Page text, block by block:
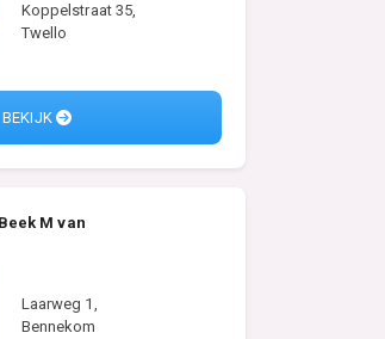
Koppelstraat 35,
Twello
BEKIJK
M van
Laarweg 1,
Bennekom